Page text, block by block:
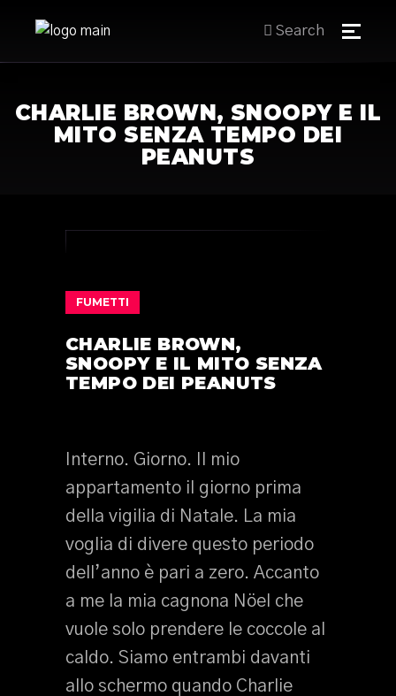
Search
CHARLIE BROWN, SNOOPY E IL
MITO SENZA TEMPO DEI
PEANUTS
FUMETTI
CHARLIE BROWN,
SNOOPY E IL MITO SENZA
TEMPO DEI PEANUTS
Interno. Giorno. Il mio
appartamento il giorno prima
della vigilia di Natale. La mia
voglia di divere questo periodo
dell’anno è pari a zero. Accanto
a me la mia cagnona Nöel che
vuole solo prendere le coccole al
caldo. Siamo entrambi davanti
allo schermo quando Charlie